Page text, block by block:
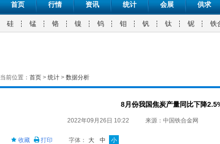
首页 行情 资讯 统计 会展 供求
硅 锰 铬 镍 钨 钼 钒 钛 铌 铁
当前位置： 首页 > 统计 > 数据分析
8月份我国焦炭产量同比下降
2022年09月26日 10:22 来源：中国铁合金网
收藏 打印 字体： 大 中
小